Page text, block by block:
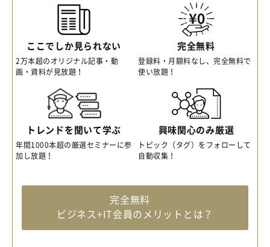
ここでしか見られない
2万本超のオリジナル記事・動
画・資料が見放題！
完全無料
登録料・月額料なし、完全無料で
使い放題！
トレンドを聞いて学ぶ
年間1000本超の厳選セミナーに参
加し放題！
興味関心のみ厳選
トピック（タグ）をフォローして
自動収集！
完全無料
ビジネス+IT会員のメリットとは？